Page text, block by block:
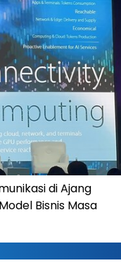
di Ajang
Bisnis Masa